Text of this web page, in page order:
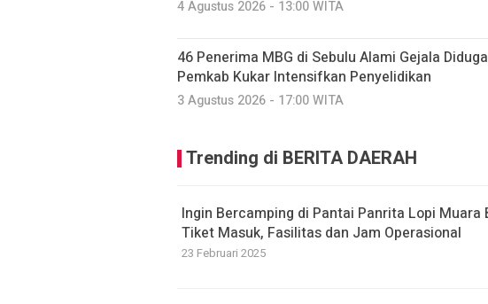
4 Agustus 2026 - 13:00 WITA
46 Penerima MBG di Sebulu Alami Gejala
Pemkab Kukar Intensifkan Penyelidikan
3 Agustus 2026 - 17:00 WITA
Trending di BERITA DAERAH
Ingin Bercamping di Pantai Panrita Lopi Muara
Tiket Masuk, Fasilitas dan Jam Operasional
23 Februari 2025